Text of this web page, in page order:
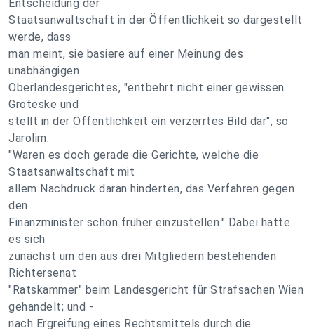
Entscheidung der
Staatsanwaltschaft in der Öffentlichkeit so dargestellt
werde, dass
man meint, sie basiere auf einer Meinung des
unabhängigen
Oberlandesgerichtes, "entbehrt nicht einer gewissen
Groteske und
stellt in der Öffentlichkeit ein verzerrtes Bild dar", so
Jarolim.
"Waren es doch gerade die Gerichte, welche die
Staatsanwaltschaft mit
allem Nachdruck daran hinderten, das Verfahren gegen
den
Finanzminister schon früher einzustellen." Dabei hatte
es sich
zunächst um den aus drei Mitgliedern bestehenden
Richtersenat
"Ratskammer" beim Landesgericht für Strafsachen Wien
gehandelt; und -
nach Ergreifung eines Rechtsmittels durch die